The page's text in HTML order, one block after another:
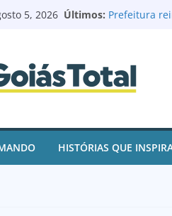
5, 2026 Últimos: Prefeitura
de contas e
juros
Goianésia
após ações
Renovação
Batista à
e ajuda
HISTÓRIAS QUE